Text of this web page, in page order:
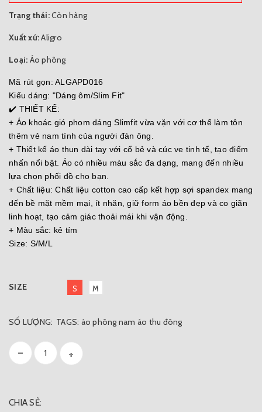
Trạng thái:Còn hàng
Xuất xứ:Aligro
Loại: Áo phông
Mã rút gọn: ALGAPD016
Kiểu dáng: "Dáng ôm/Slim Fit"
✔️ THIẾT KẾ:
+ Áo khoác gió phom dáng Slimfit vừa vặn với cơ thể làm tôn
thêm vẻ nam tính của người đàn ông.
+ Thiết kế áo thun dài tay với cổ bẻ và cúc ve tinh tế, tạo điểm
nhấn nổi bật. Áo có nhiều màu sắc đa dạng, mang đến nhiều
lựa chọn phối đồ cho bạn.
+ Chất liệu: Chất liệu cotton cao cấp kết hợp sợi spandex mang
đến bề mặt mềm mại, ít nhăn, giữ form áo bền đẹp và co giãn
linh hoạt, tạo cảm giác thoải mái khi vận động.
+ Màu sắc: kẻ tím
Size: S/M/L
SIZE S M
SỐ LƯỢNG:
- +
TAGS: áo phông nam áo thu đông
CHIA SẺ: